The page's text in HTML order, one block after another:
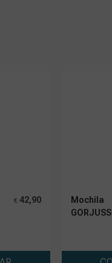
€ 42,90
Mochila
GORJUSS